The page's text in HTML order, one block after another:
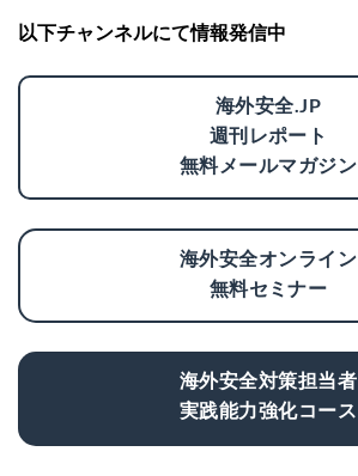
以下チャンネルにて情報発信中
海外安全.JP
週刊レポート
無料メールマガジン
海外安全オンライン
無料セミナー
海外安全対策担当者
実践能力強化コース